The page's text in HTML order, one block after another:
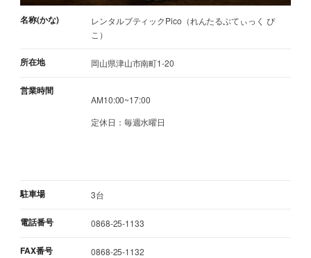
名称(かな)
レンタルブティックPico（れんたるぶてぃっく ぴ
こ）
所在地 岡山県津山市南町1-20
営業時間
AM10:00~17:00
定休日：毎週水曜日
駐車場 3台
電話番号 0868-25-1133
FAX番号 0868-25-1132